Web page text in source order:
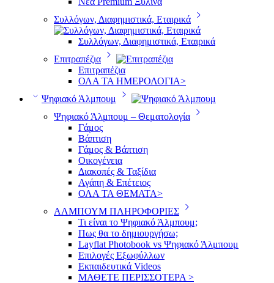
Συλλόγων, Διαφημιστικά, Εταιρικά
Συλλόγων, Διαφημιστικά, Εταιρικά
Επιτραπέζια
Επιτραπέζια
ΟΛΑ ΤΑ ΗΜΕΡΟΛΟΓΙΑ>
Ψηφιακό Άλμπουμ
Ψηφιακό Άλμπουμ – Θεματολογία
Γάμος
Βάπτιση
Γάμος & Βάπτιση
Οικογένεια
Διακοπές & Ταξίδια
Αγάπη & Επέτειος
ΟΛΑ ΤΑ ΘΕΜΑΤΑ>
ΑΛΜΠΟΥΜ ΠΛΗΡΟΦΟΡΙΕΣ
Τι είναι το Ψηφιακό Άλμπουμ;
Πως θα το δημιουργήσω;
Layflat Photobook vs Ψηφιακό Άλμπουμ
Επιλογές Εξωφύλλων
Εκπαιδευτικά Videos
ΜΑΘΕΤΕ ΠΕΡΙΣΣΟΤΕΡΑ >